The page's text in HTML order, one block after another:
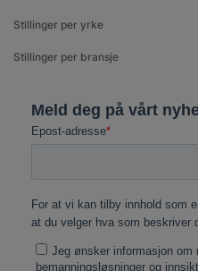
Stillinger per yrke
Stillinger per bransje